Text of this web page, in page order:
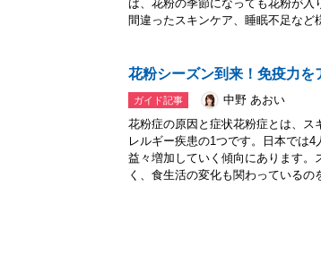
ば、花粉の季節になっても花粉が
間違ったスキンケア、睡眠不足など
花粉シーズン到来！免疫力を
ガイド記事
中野 あおい
花粉症の原因と症状花粉症とは、ス
レルギー疾患の1つです。日本では
益々増加していく傾向にあります。
く、食生活の変化も関わっているの